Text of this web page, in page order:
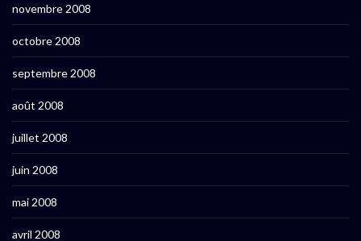
novembre 2008
octobre 2008
septembre 2008
août 2008
juillet 2008
juin 2008
mai 2008
avril 2008